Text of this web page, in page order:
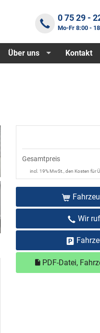
0 75 29 -
Mo-Fr 8:00 -
Über uns Kontakt
Gesamtpreis
incl. 19% MwSt., den Kosten für
Wir
PDF-Datei,